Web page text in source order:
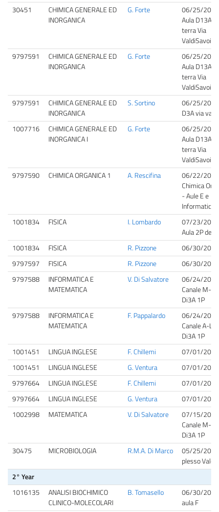
30451
CHIMICA GENERALE ED
INORGANICA
G. Forte
06/25/
Aula D13A
terra Via
ValdiSavoia
9797591
CHIMICA GENERALE ED
INORGANICA
G. Forte
06/25/
Aula D13A
terra Via
ValdiSavoia
9797591
CHIMICA GENERALE ED
INORGANICA
S. Sortino
06/25/
D3A via
1007716
CHIMICA GENERALE ED
INORGANICA I
G. Forte
06/25/
Aula D13A
terra Via
ValdiSavoia
9797590
CHIMICA ORGANICA 1 A. Rescifina
06/22/
Chimica
- Aule E e
Informatica
1001834
FISICA I. Lombardo
07/23/
Aula 2P del
1001834
FISICA R. Pizzone
06/30/
9797597
FISICA R. Pizzone
06/30/
9797588
INFORMATICA E
MATEMATICA
V. Di Salvatore
06/24/
Canale M-Z,
Di3A 1P
9797588
INFORMATICA E
MATEMATICA
F. Pappalardo
06/24/
Canale A-L,
Di3A 1P
1001451
LINGUA INGLESE F. Chillemi
07/01/
1001451
LINGUA INGLESE G. Ventura
07/01/
9797664
LINGUA INGLESE F. Chillemi
07/01/
9797664
LINGUA INGLESE G. Ventura
07/01/
1002998
MATEMATICA V. Di Salvatore
07/15/
Canale M-Z,
Di3A 1P
30475
MICROBIOLOGIA R.M.A. Di Marco
05/25/
plesso
2° Year
1016135
ANALISI BIOCHIMICO
CLINICO-MOLECOLARI
B. Tomasello
06/30/
aula F